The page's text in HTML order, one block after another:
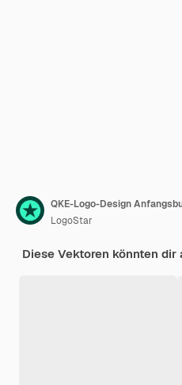
LogoStar
Diese Vektoren könnten dir